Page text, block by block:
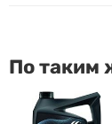
По таким